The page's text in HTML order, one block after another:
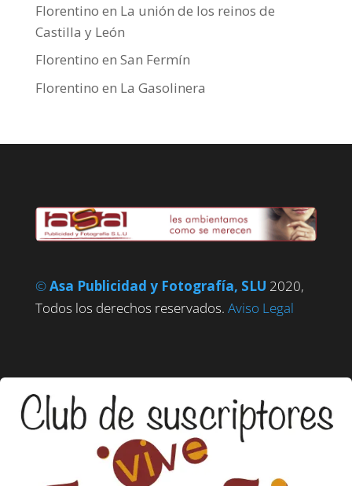
Florentino en La unión de los reinos de
Castilla y León
Florentino en San Fermín
Florentino en La Gasolinera
©Asa Publicidad y Fotografía, SLU 2020,
Todos los derechos reservados. Aviso Legal